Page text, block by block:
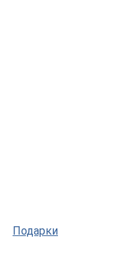
Подарки